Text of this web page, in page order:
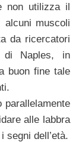
non utilizza il
alcuni muscoli
da ricercatori
Naples, in
buon fine tale
parallelamente
alle labbra
segni dell’età.